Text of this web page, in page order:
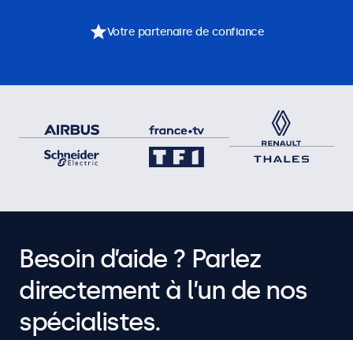
Votre partenaire de confiance
Besoin d’aide ? Parlez
directement à l’un de nos
spécialistes.